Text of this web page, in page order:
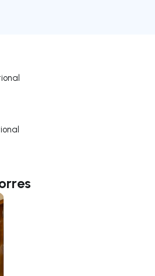
vers la droite